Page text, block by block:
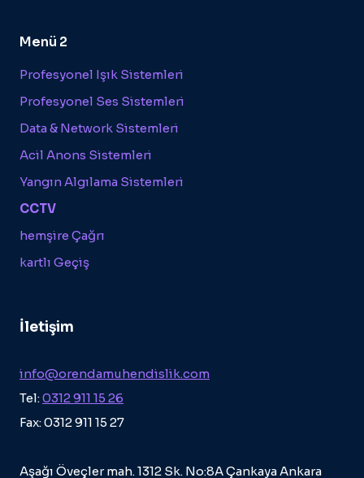
Menü 2
Profesyonel Işık Sistemleri
Profesyonel Ses Sistemleri
Data & Network Sistemleri
Acil Anons Sistemleri
Yangın Algılama Sistemleri
CCTV
hemşire Çağrı
kartlı Geçiş
İletişim
info@orendamuhendislik.com
Tel:0312 911 15 26
Fax: 0312 911 15 27
Aşağı Öveçler mah. 1312 Sk. No:8A Çankaya Ankara